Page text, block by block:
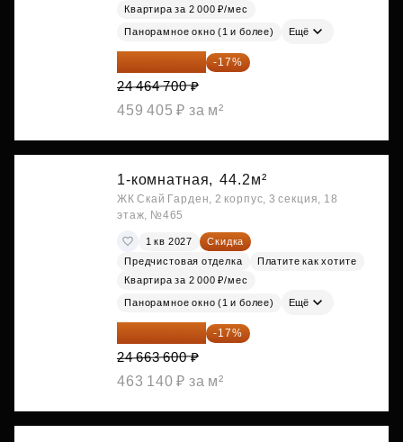
Квартира за 2 000 ₽/мес
Панорамное окно (1 и более) Ещё
20 305 701 ₽ -17%
24 464 700 ₽
459 405 ₽ за м²
1-комнатная, 44.2м²
ЖК Скай Гарден, 2 корпус, 3 секция, 18
этаж, №465
1 кв 2027
Скидка
Предчистовая отделка
Платите как хотите
Квартира за 2 000 ₽/мес
Панорамное окно (1 и более) Ещё
20 470 788 ₽ -17%
24 663 600 ₽
463 140 ₽ за м²